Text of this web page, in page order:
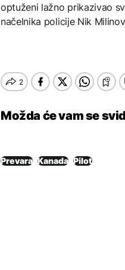
optuženi lažno prikazivao
načelnika policije Nik
Možda će vam se
Prevara Kanada Pilot